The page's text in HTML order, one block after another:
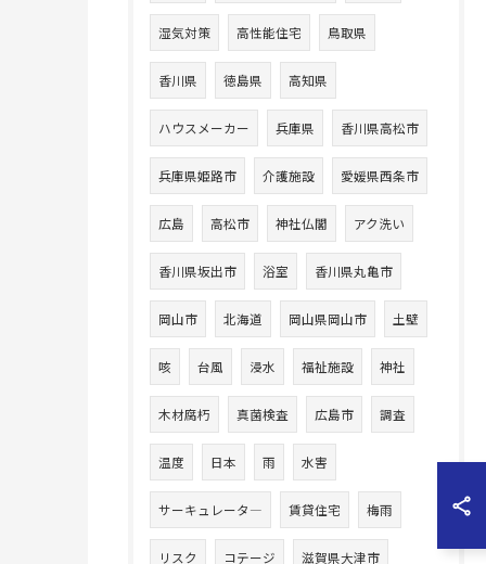
湿気対策 高性能住宅 鳥取県
香川県 徳島県 高知県
ハウスメーカー 兵庫県 香川県高松市
兵庫県姫路市 介護施設 愛媛県西条市
広島 高松市 神社仏閣 アク洗い
香川県坂出市 浴室 香川県丸亀市
岡山市 北海道 岡山県岡山市 土壁
咳 台風 浸水 福祉施設 神社
木材腐朽 真菌検査 広島市 調査
温度 日本 雨 水害
サーキュレータ― 賃貸住宅 梅雨
リスク コテージ 滋賀県大津市